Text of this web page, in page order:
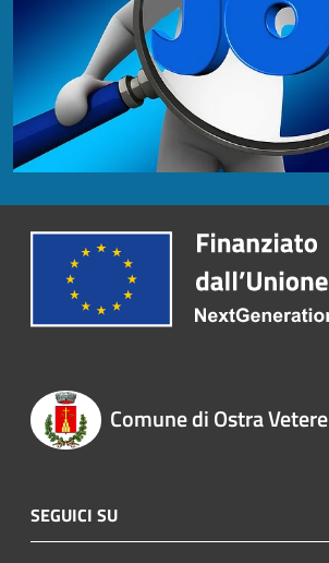
Comune di Ostra Vetere
SEGUICI SU